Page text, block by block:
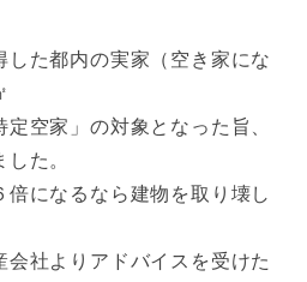
した都内の実家（空き家にな
空家」の対象となった旨、
た。
倍になるなら建物を取り壊し
社よりアドバイスを受けた